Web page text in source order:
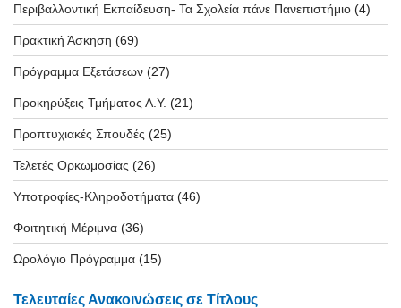
Περιβαλλοντική Εκπαίδευση- Τα Σχολεία πάνε Πανεπιστήμιο (4)
Πρακτική Άσκηση (69)
Πρόγραμμα Εξετάσεων (27)
Προκηρύξεις Τμήματος Α.Υ. (21)
Προπτυχιακές Σπουδές (25)
Τελετές Ορκωμοσίας (26)
Υποτροφίες-Κληροδοτήματα (46)
Φοιτητική Μέριμνα (36)
Ωρολόγιο Πρόγραμμα (15)
Τελευταίες Ανακοινώσεις σε Τίτλους